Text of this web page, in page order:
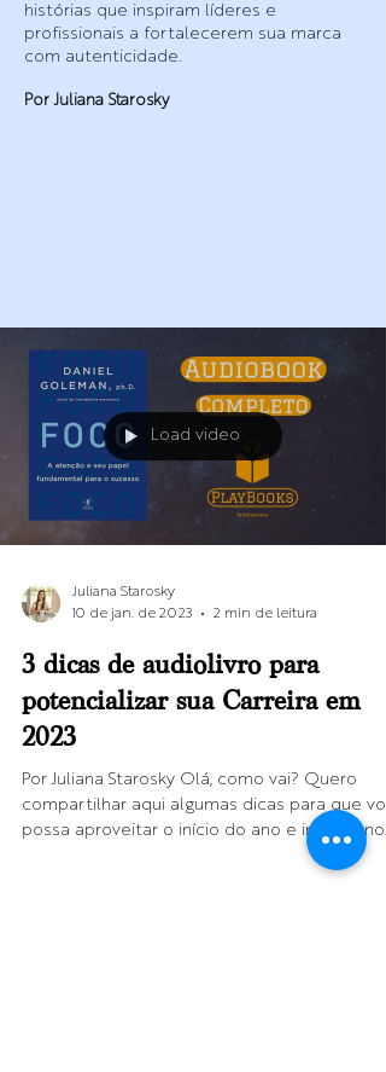
histórias que inspiram líderes e
profissionais a fortalecerem sua marca
com autenticidade.
Por Juliana Starosky
Load video
Juliana Starosky
10 de jan. de 2023
2 min de leitura
3 dicas de audiolivro para
potencializar sua Carreira em
2023
Por Juliana Starosky Olá, como vai? Quero
compartilhar aqui algumas dicas para que
possa aproveitar o início do ano e investir no...